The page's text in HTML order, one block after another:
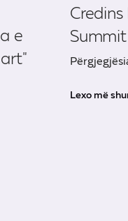
e
Summit
Lexo më